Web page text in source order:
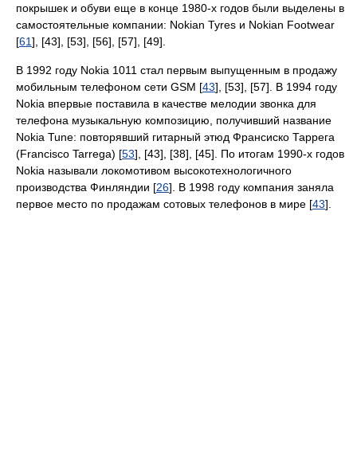
покрышек и обуви еще в конце 1980-х годов были выделены в
самостоятельные компании: Nokian Tyres и Nokian Footwear
[61], [43], [53], [56], [57], [49].
В 1992 году Nokia 1011 стал первым выпущенным в продажу
мобильным телефоном сети GSM [43], [53], [57]. В 1994 году
Nokia впервые поставила в качестве мелодии звонка для
телефона музыкальную композицию, получивший название
Nokia Tune: повторявший гитарный этюд Франсиско Таррега
(Francisco Tarrega) [53], [43], [38], [45]. По итогам 1990-х годов
Nokia называли локомотивом высокотехнологичного
производства Финляндии [26]. В 1998 году компания заняла
первое место по продажам сотовых телефонов в мире [43].